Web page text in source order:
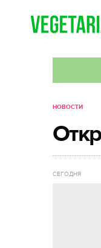
НОВОСТИ
СЕГОДНЯ